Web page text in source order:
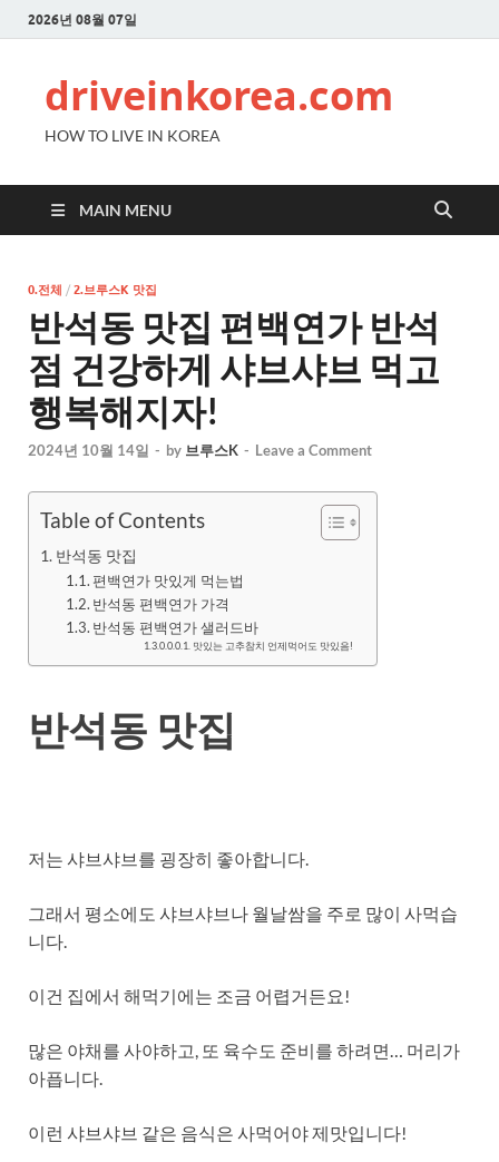
2026년 08월 07일
driveinkorea.com
HOW TO LIVE IN KOREA
MAIN MENU
0.전체 / 2.브루스K 맛집
반석동 맛집 편백연가 반석
점 건강하게 샤브샤브 먹고
행복해지자!
2024년 10월 14일 - by 브루스K - Leave a Comment
Table of Contents
반석동 맛집
편백연가 맛있게 먹는법
반석동 편백연가 가격
반석동 편백연가 샐러드바
맛있는 고추참치 언제먹어도 맛있음!
반석동 맛집
저는 샤브샤브를 굉장히 좋아합니다.
그래서 평소에도 샤브샤브나 월날쌈을 주로 많이 사먹습
니다.
이건 집에서 해먹기에는 조금 어렵거든요!
많은 야채를 사야하고, 또 육수도 준비를 하려면… 머리가
아픕니다.
이런 샤브샤브 같은 음식은 사먹어야 제맛입니다!